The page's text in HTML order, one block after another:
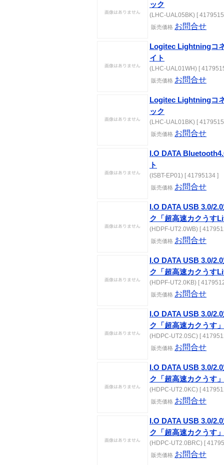
ック
(LHC-UAL05BK) [
販売価格 お問合せ
Logitec Lightningコ
イト
(LHC-UAL01WH) [
販売価格 お問合せ
Logitec Lightningコ
ック
(LHC-UAL01BK) [
販売価格 お問合せ
I.O DATA
ト
(ISBT-EP01) [ 41795134 ]
販売価格 お問合せ
I.O DATA USB 3.0/
ク「超高速カクうす
(HDPF-UT2.0WB) [
販売価格 お問合せ
I.O DATA USB 3.0/
ク「超高速カクうす
(HDPF-UT2.0KB) [
販売価格 お問合せ
I.O DATA USB 3.0/
ク「超高速カクうす
(HDPC-UT2.0SC) [
販売価格 お問合せ
I.O DATA USB 3.0/
ク「超高速カクうす
(HDPC-UT2.0KC) [
販売価格 お問合せ
I.O DATA USB 3.0/
ク「超高速カクうす
(HDPC-UT2.0BRC) [
販売価格 お問合せ